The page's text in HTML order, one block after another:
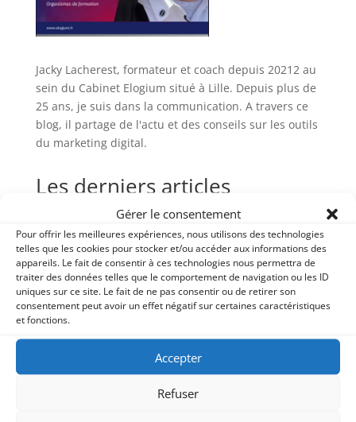
Gérer le consentement
Pour offrir les meilleures expériences, nous utilisons des technologies
telles que les cookies pour stocker et/ou accéder aux informations des
appareils. Le fait de consentir à ces technologies nous permettra de
traiter des données telles que le comportement de navigation ou les ID
uniques sur ce site. Le fait de ne pas consentir ou de retirer son
consentement peut avoir un effet négatif sur certaines caractéristiques
et fonctions.
Accepter
Refuser
Jacky Lacherest, formateur et coach depuis 20212 au
sein du Cabinet Elogium situé à Lille. Depuis plus de
25 ans, je suis dans la communication. A travers ce
blog, il partage de l'actu et des conseils sur les outils
du marketing digital.
Les derniers articles
Growth hacking IA : ne vous faites plus avoir
IA et visibilité : le cas d’un club de sport
Comment Thomas a gagné 2h par semaine sur ses
réseaux sociaux ?
Facebook en 2026 : Faut-il vraiment quitter le navire
ou redresser la barre ?
Liste des catégories